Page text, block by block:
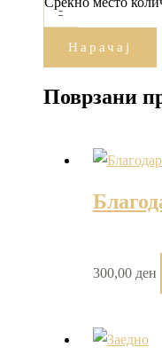
-
Нарачај
Поврзани
300,00 ден